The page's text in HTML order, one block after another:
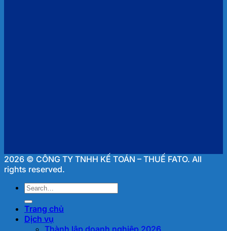
2026 © CÔNG TY TNHH KẾ TOÁN – THUẾ FATO. All
rights reserved.
Trang chủ
Dịch vụ
Thành lập doanh nghiệp 2026